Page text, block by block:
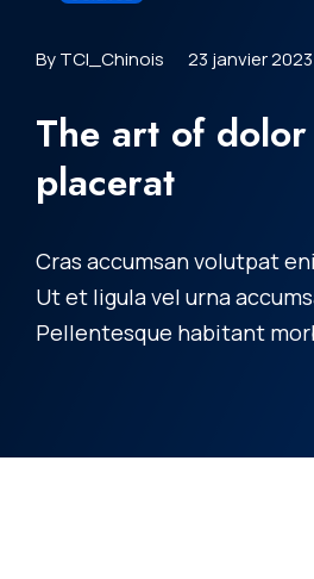
By TCI_Chinois 23 janvier 2023
The art of
placerat
Cras accumsan volutpat
Ut et ligula vel urna
Pellentesque habitant